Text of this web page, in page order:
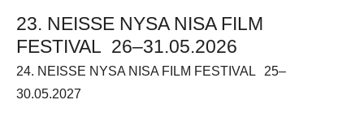
23. NEISSE NYSA NISA FILM
FESTIVAL 26–31.05.2026
24. NEISSE NYSA NISA FILM FESTIVAL
25–
30.05.2027